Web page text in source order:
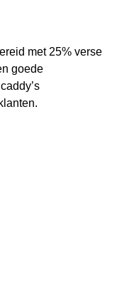
met 25% verse
goede